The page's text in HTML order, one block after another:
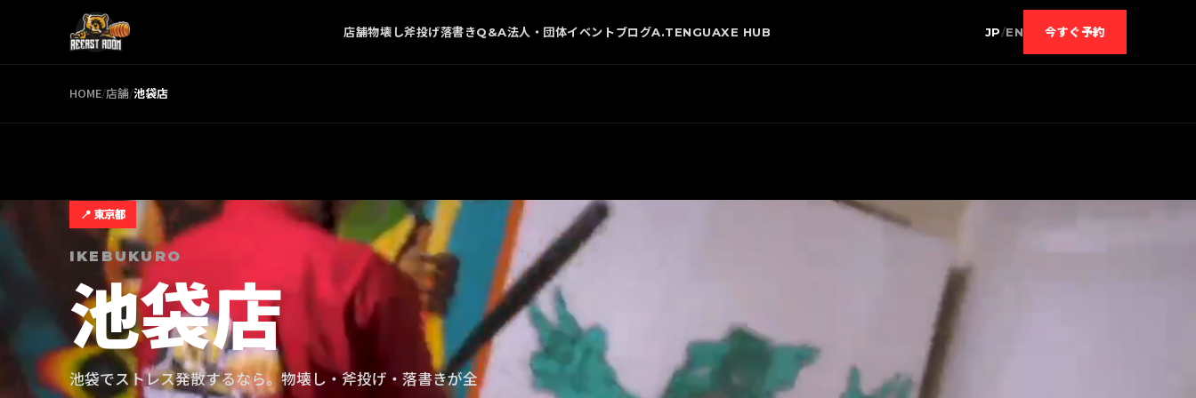
店舗物壊し斧投げ落書きQ&A法人・団体イベントブログA.TENGUAXE HUB JP/EN 今すぐ予約
HOME/店舗/池袋店
📍 東京都
IKEBUKURO
池袋店
池袋でストレス発散するなら。物壊し・斧投げ・落書きが全